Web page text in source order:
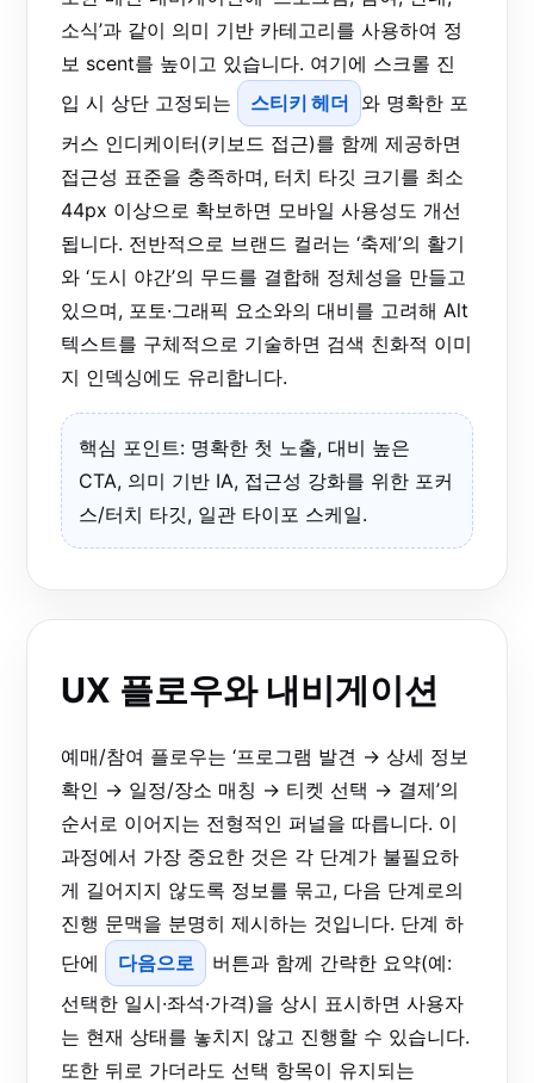
소식’과 같이 의미 기반 카테고리를 사용하여 정
보 scent를 높이고 있습니다. 여기에 스크롤 진
입 시 상단 고정되는
스티키 헤더
와 명확한 포
커스 인디케이터(키보드 접근)를 함께 제공하면
접근성 표준을 충족하며, 터치 타깃 크기를 최소
44px 이상으로 확보하면 모바일 사용성도 개선
됩니다. 전반적으로 브랜드 컬러는 ‘축제’의 활기
와 ‘도시 야간’의 무드를 결합해 정체성을 만들고
있으며, 포토·그래픽 요소와의 대비를 고려해 Alt
텍스트를 구체적으로 기술하면 검색 친화적 이미
지 인덱싱에도 유리합니다.
핵심 포인트: 명확한 첫 노출, 대비 높은
CTA, 의미 기반 IA, 접근성 강화를 위한 포커
스/터치 타깃, 일관 타이포 스케일.
UX 플로우와 내비게이션
예매/참여 플로우는 ‘프로그램 발견 → 상세 정보
확인 → 일정/장소 매칭 → 티켓 선택 → 결제’의
순서로 이어지는 전형적인 퍼널을 따릅니다. 이
과정에서 가장 중요한 것은 각 단계가 불필요하
게 길어지지 않도록 정보를 묶고, 다음 단계로의
진행 문맥을 분명히 제시하는 것입니다. 단계 하
단에
다음으로
버튼과 함께 간략한 요약(예:
선택한 일시·좌석·가격)을 상시 표시하면 사용자
는 현재 상태를 놓치지 않고 진행할 수 있습니다.
또한 뒤로 가더라도 선택 항목이 유지되는